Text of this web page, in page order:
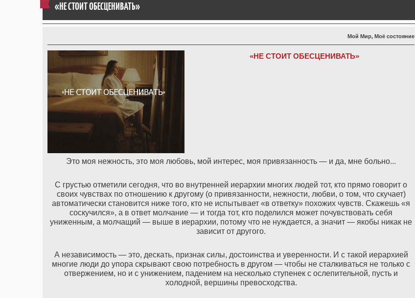
«НЕ СТОИТ ОБЕСЦЕНИВАТЬ»
Мой Мир, Моё состояние
«НЕ СТОИТ ОБЕСЦЕНИВАТЬ»
Это моя нежность, это моя любовь, мой интерес, моя привязанность — и да, мне больно...
С грустью отметили сегодня, что во внутренней иерархии многих людей тот, кто прямо говорит о
своих чувствах по отношению к другому (о привязанности, нежности, любви, о том, что скучает)
автоматически становится ниже того, кто не испытывает «в ответку» похожих чувств. Скажешь «я
соскучился», а в ответ молчание — и тогда тот, кто поделился может почувствовать себя
униженным, а молчащий — выше в иерархии, потому что не нуждается, а значит — якобы никак не
зависит от другого.
А независимость — это, дескать, признак силы, достоинства и уверенности. И с такой иерархией
многие люди до упора скрывают свою потребность в другом — чтобы не сталкиваться не только с
отвержением, но и с унижением, падением на несколько ступенек с ослепительной, пусть и
холодной, вершины превосходства.